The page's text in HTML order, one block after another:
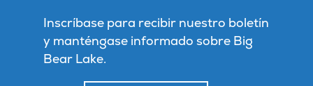
Inscríbase para recibir nuestro boletín
y manténgase informado sobre Big
Bear Lake.